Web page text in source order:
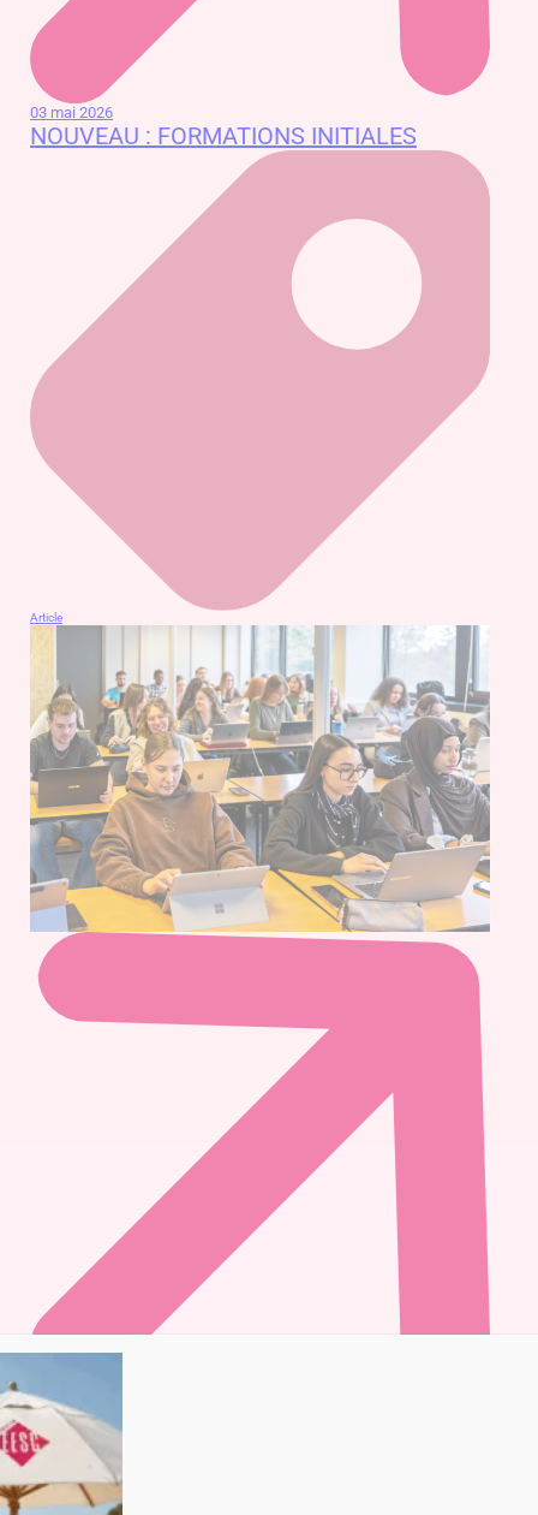
03 mai 2026
NOUVEAU : FORMATIONS INITIALES
Article
20 avril 2026
Les étudiants relèvent le défi de l’aventure
EPA Grand Est 2026